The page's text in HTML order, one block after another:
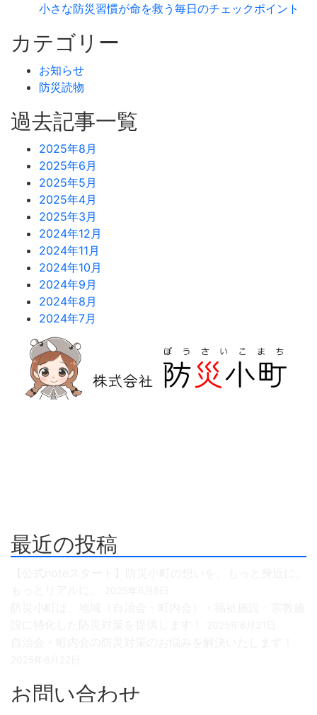
小さな防災習慣が命を救う毎日のチェックポイント
カテゴリー
お知らせ
防災読物
過去記事一覧
2025年8月
2025年6月
2025年5月
2025年4月
2025年3月
2024年12月
2024年11月
2024年10月
2024年9月
2024年8月
2024年7月
最近の投稿
お問い合わせ